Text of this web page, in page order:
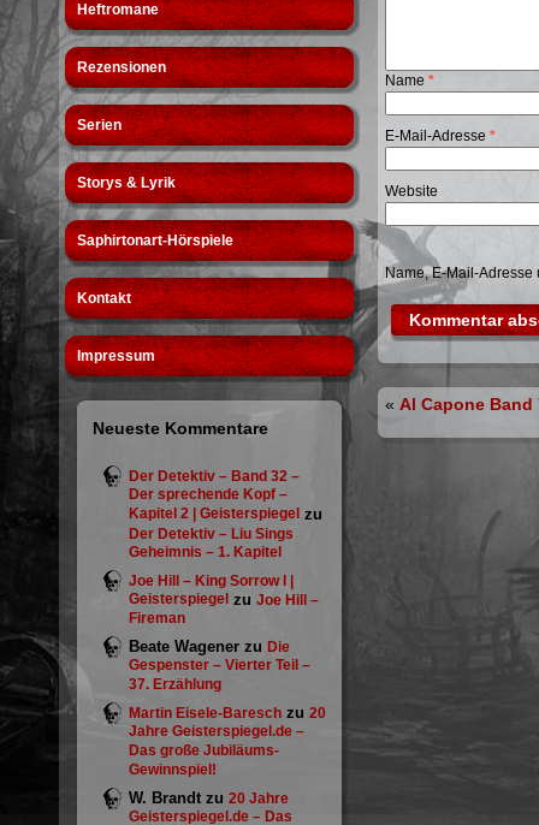
Heftromane
Rezensionen
Serien
Storys & Lyrik
Saphirtonart-Hörspiele
Kontakt
Impressum
Neueste Kommentare
Der Detektiv – Band 32 –
Der sprechende Kopf –
Kapitel 2 | Geisterspiegel zu
Der Detektiv – Liu Sings
Geheimnis – 1. Kapitel
Joe Hill – King Sorrow I |
Geisterspiegel zu Joe Hill –
Fireman
Beate Wagener zu Die
Gespenster – Vierter Teil –
37. Erzählung
Martin Eisele-Baresch zu 20
Jahre Geisterspiegel.de –
Das große Jubiläums-
Gewinnspiel!
W. Brandt zu 20 Jahre
Geisterspiegel.de – Das
Name *
E-Mail-Adresse *
Website
Name, E-Mail-Adresse
« Al Capone Band